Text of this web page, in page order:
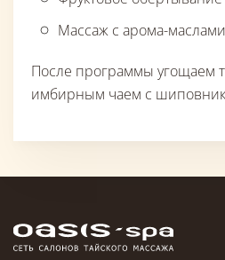
Массаж с арома-
После программы угощаем
имбирным чаем с